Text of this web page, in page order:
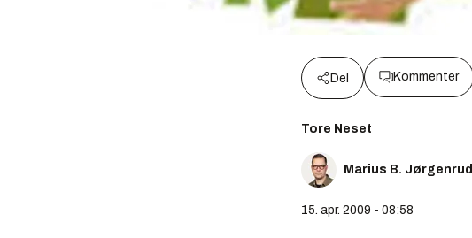
Del Kommenter
Tore Neset
Marius B. Jørgenrud
15. apr. 2009 - 08:58